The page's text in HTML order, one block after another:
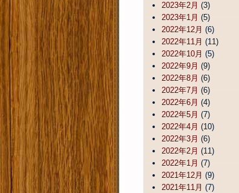
2023年2月 (3)
2023年1月 (5)
2022年12月 (6)
2022年11月 (11)
2022年10月 (5)
2022年9月 (9)
2022年8月 (6)
2022年7月 (6)
2022年6月 (4)
2022年5月 (7)
2022年4月 (10)
2022年3月 (6)
2022年2月 (11)
2022年1月 (7)
2021年12月 (9)
2021年11月 (7)